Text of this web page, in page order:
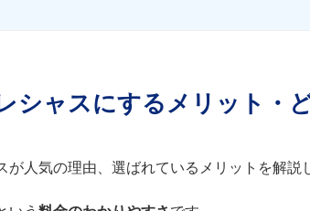
シャスにするメリット・
が人気の理由、選ばれているメリットを解説